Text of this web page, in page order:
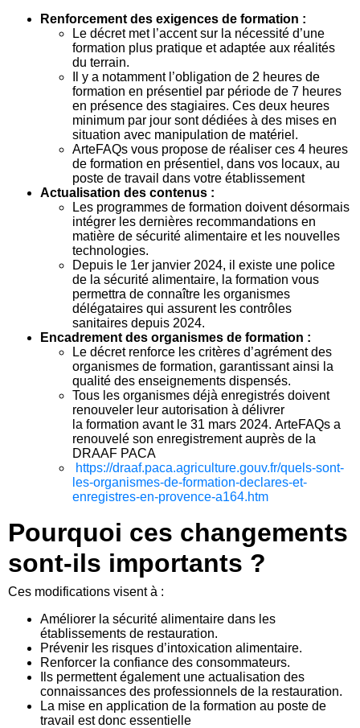
Renforcement des exigences de formation :
Le décret met l’accent sur la nécessité d’une
formation plus pratique et adaptée aux réalités
du terrain.
Il y a notamment l’obligation de 2 heures de
formation en présentiel par période de 7 heures
en présence des stagiaires. Ces deux heures
minimum par jour sont dédiées à des mises en
situation avec manipulation de matériel.
ArteFAQs vous propose de réaliser ces 4 heures
de formation en présentiel, dans vos locaux, au
poste de travail dans votre établissement
Actualisation des contenus :
Les programmes de formation doivent désormais
intégrer les dernières recommandations en
matière de sécurité alimentaire et les nouvelles
technologies.
Depuis le 1er janvier 2024, il existe une police
de la sécurité alimentaire, la formation vous
permettra de connaître les organismes
délégataires qui assurent les contrôles
sanitaires depuis 2024.
Encadrement des organismes de formation :
Le décret renforce les critères d’agrément des
organismes de formation, garantissant ainsi la
qualité des enseignements dispensés.
Tous les organismes déjà enregistrés doivent
renouveler leur autorisation à délivrer
la formation avant le 31 mars 2024. ArteFAQs a
renouvelé son enregistrement auprès de la
DRAAF PACA
https://draaf.paca.agriculture.gouv.fr/quels-sont-
les-organismes-de-formation-declares-et-
enregistres-en-provence-a164.htm
Pourquoi ces changements
sont-ils importants ?
Ces modifications visent à :
Améliorer la sécurité alimentaire dans les
établissements de restauration.
Prévenir les risques d’intoxication alimentaire.
Renforcer la confiance des consommateurs.
Ils permettent également une actualisation des
connaissances des professionnels de la restauration.
La mise en application de la formation au poste de
travail est donc essentielle